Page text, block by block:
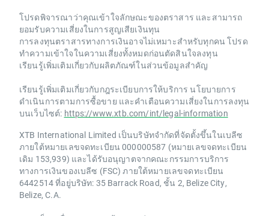
โปรดพิจารณาว่าคุณเข้าใจลักษณะของตราสาร และสามารถ
ยอมรับความเสี่ยงในการสูญเสียเงินทุน
การลงทุนตราสารทางการเงินอาจไม่เหมาะสำหรับทุกคน โปรด
ทำความเข้าใจในความเสี่ยงทั้งหมดก่อนตัดสินใจลงทุน
เรียนรู้เพิ่มเติมเกี่ยวกับผลิตภัณฑ์ในส่วนข้อมูลสำคัญ
เรียนรู้เพิ่มเติมเกี่ยวกับกฎระเบียบการให้บริการ นโยบายการ
ดำเนินการตามการซื้อขาย และคำเตือนความเสี่ยงในการลงทุน
บนเว็บไซต์: https://www.xtb.com/int/legal-information
XTB International Limited เป็นบริษัทจำกัดที่จัดตั้งขึ้นในเบลีซ
ภายใต้หมายเลขจดทะเบียน 000000587 (หมายเลขจดทะเบียน
เดิม 153,939) และได้รับอนุญาตจากคณะกรรมการบริการ
ทางการเงินของเบลีซ (FSC) ภายใต้หมายเลขจดทะเบียน
6442514 ที่อยู่บริษัท: 35 Barrack Road, ชั้น 2, Belize City,
Belize, C.A.